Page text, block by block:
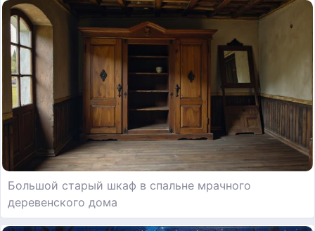
Большой старый шкаф в спальне мрачного
деревенского дома